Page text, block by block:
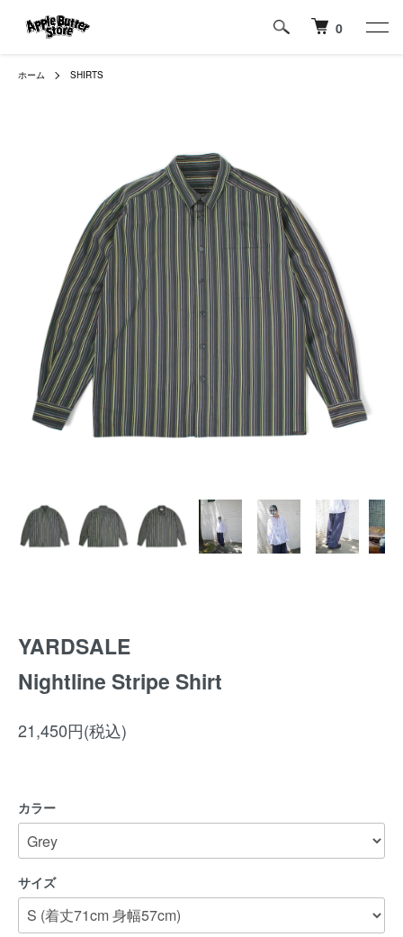
0
ホーム SHIRTS
YARDSALE
Nightline Stripe Shirt
21,450円(税込)
カラー
サイズ